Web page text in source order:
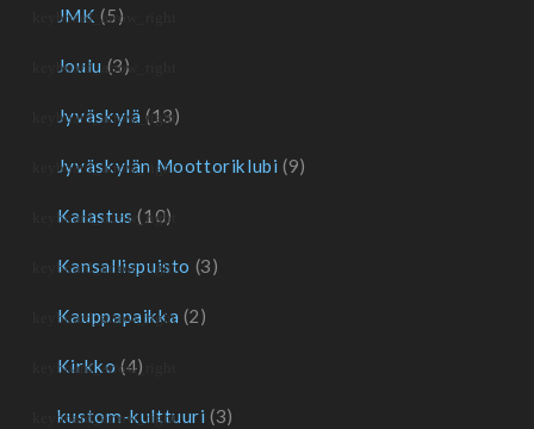
JMK (5)
Joulu (3)
Jyväskylä (13)
Jyväskylän Moottoriklubi (9)
Kalastus (10)
Kansallispuisto (3)
Kauppapaikka (2)
Kirkko (4)
kustom-kulttuuri (3)